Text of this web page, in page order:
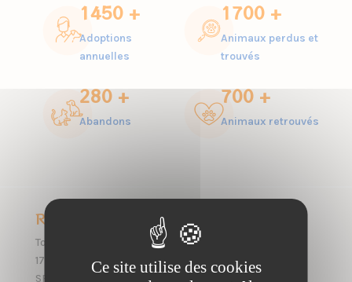
1450 +
Adoptions
annuelles
1700 +
Animaux perdus et
trouvés
280 +
Abandons
700 +
Animaux retrouvés
Refuge
Tous les jours de 14h à 17h30 (heures d’été) et 13h30 à
17h (heures d’hiver) sauf jours fériés
SPA Montpellier Méditerranée Métropole
Ce site utilise des cookies